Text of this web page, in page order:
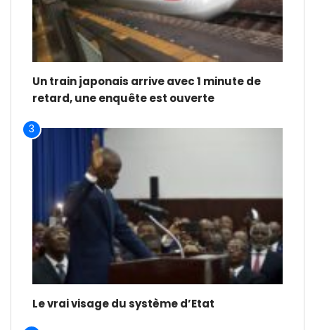
Un train japonais arrive avec 1 minute de
retard, une enquête est ouverte
3
Le vrai visage du système d’Etat